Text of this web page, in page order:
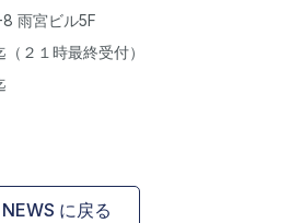
雨宮ビル5F
２１時最終受付）
NEWS に戻る